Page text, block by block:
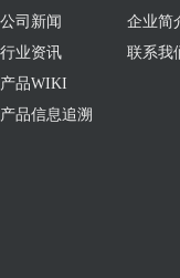
公司新闻
行业资讯
产品WIKI
产品信息追溯
企业简
联系我